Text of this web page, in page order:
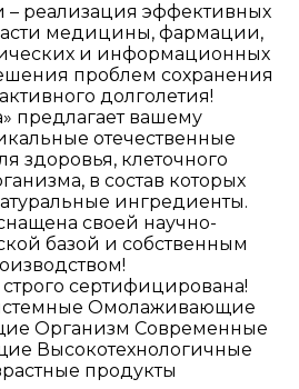
реализация эффективных
медицины, фармации,
и информационных
проблем сохранения
долголетия!
предлагает вашему
отечественные
здоровья, клеточного
в состав которых
ингредиенты.
своей научно-
базой и собственным
сертифицирована!
Омолаживающие
Организм Современные
Высокотехнологичные
продукты